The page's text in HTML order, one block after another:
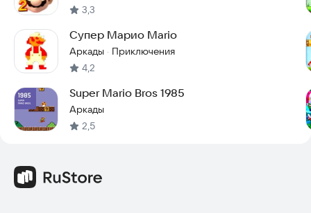
Теперь легче добыть билеты для режимов «Ремикс 10» и
«Ралли с тоадами». Их можно найти в режиме «Создание
королевства» в домах бонусной игры и через блоки «?».
Также билеты выпадают при сборе цветных монет в
«Всемирном туре» и другими способами.
・ Больше игровых персонажей
Если вы спасете Пич, пройдя уровень 6–4, и построите дома
каждого есть особые способности, отличные от Марио.
Попробуйте играть с ними в «Всемирном туре» и «Ралли с
3,3
Супер Марио Mario
Аркады · Приключения
4,2
Super Mario Bros 1985
Аркады
2,5